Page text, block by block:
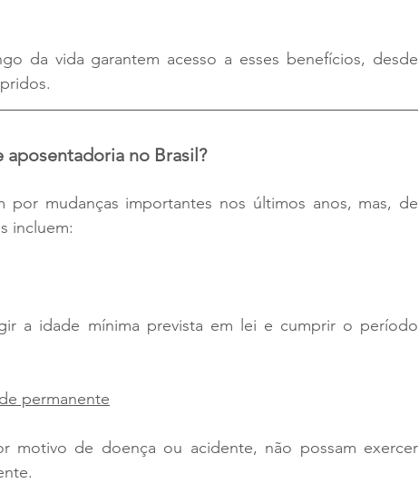
da vida garantem acesso a esses benefícios, desde
no Brasil?
por mudanças importantes nos últimos anos, mas, de
incluem:
a idade mínima prevista em lei e cumprir o período
permanente
motivo de doença ou acidente, não possam exercer